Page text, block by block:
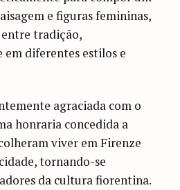
e figuras femininas,
tradição,
diferentes estilos e
agraciada com o
honraria concedida a
viver em Firenze
tornando-se
da cultura fiorentina.